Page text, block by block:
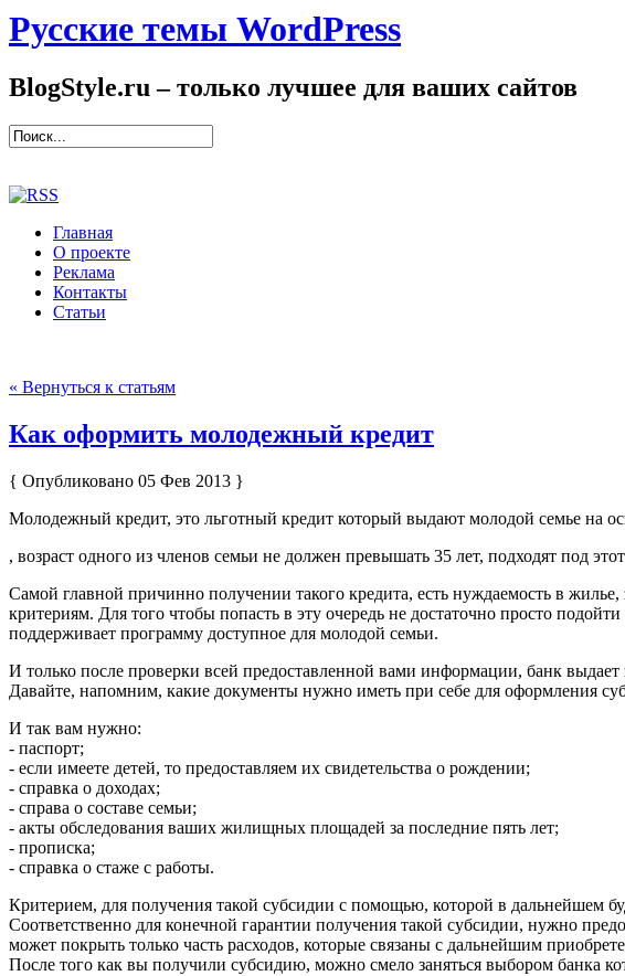
Русские темы WordPress
BlogStyle.ru – только лучшее для ваших сайтов
Главная
О проекте
Реклама
Контакты
Статьи
« Вернуться к статьям
Как оформить молодежный кредит
{ Опубликовано 05 Фев 2013 }
Молодежный кредит, это льготный кредит который выдают молодой семье на
, возраст одного из членов семьи не должен превышать 35 лет, подходят под
Самой главной причинно получении такого кредита, есть нуждаемость в
критериям. Для того чтобы попасть в эту очередь не достаточно просто
поддерживает программу доступное для молодой семьи.
И только после проверки всей предоставленной вами информации, банк
Давайте, напомним, какие документы нужно иметь при себе для оформления
И так вам нужно:
- паспорт;
- если имеете детей, то предоставляем их свидетельства о рождении;
- справка о доходах;
- справа о составе семьи;
- акты обследования ваших жилищных площадей за последние пять лет;
- прописка;
- справка о стаже с работы.
Критерием, для получения такой субсидии с помощью, которой в дальнейшем
Соответственно для конечной гарантии получения такой субсидии, нужно
может покрыть только часть расходов, которые связаны с дальнейшим
После того как вы получили субсидию, можно смело заняться выбором банка